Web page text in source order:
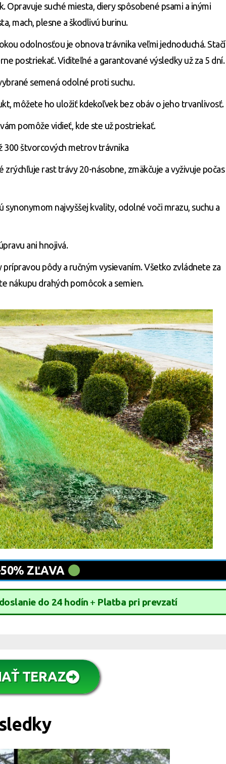
Opravuje suché miesta, diery spôsobené psami a inými
mach, plesne a škodlivú burinu.
odolnosťou je obnova trávnika veľmi jednoduchá. Stačí
postriekať. Viditeľné a garantované výsledky už za 5 dní.
semená odolné proti suchu.
môžete ho uložiť kdekoľvek bez obáv o jeho trvanlivosť.
pomôže vidieť, kde ste už postriekať.
300 štvorcových metrov trávnika
zrýchľuje rast trávy 20-násobne, zmäkčuje a vyživuje počas
synonymom najvyššej kvality, odolné voči mrazu, suchu a
ani hnojivá.
pôdy a ručným vysievaním. Všetko zvládnete za
nákupu drahých pomôcok a semien.
ZĽAVA
do 24 hodín + Platba pri prevzatí
TERAZ